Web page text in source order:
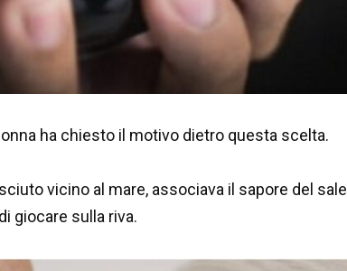
ha chiesto il motivo dietro questa scelta.
vicino al mare, associava il sapore del sale
giocare sulla riva.